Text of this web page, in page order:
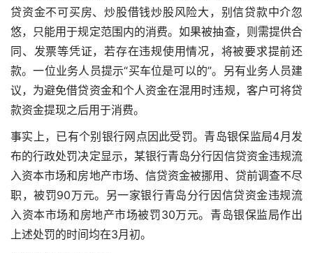
贷资金不可买房、炒股借钱炒股风险大，别信贷款中介忽
悠，只能用于规定范围内的消费。如果被抽查，则需提供合
同、发票等凭证，若存在违规使用情况，将被要求提前还
款。一位业务人员提示“买车位是可以的”。另有业务人员建
议，为避免借贷资金和个人资金在混用时违规，客户可将贷
款资金提现之后用于消费。
事实上，已有个别银行网点因此受罚。青岛银保监局4月发
布的行政处罚决定显示，某银行青岛分行因信贷资金违规流
入资本市场和房地产市场、信贷资金被挪用、贷前调查不尽
职，被罚90万元。另一家银行青岛分行因信贷资金违规流
入资本市场和房地产市场被罚30万元。青岛银保监局作出
上述处罚的时间均在3月初。